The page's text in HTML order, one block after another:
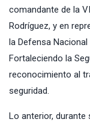
comandante de la
Rodríguez, y en
la Defensa
Fortaleciendo la
reconocimiento al
seguridad.
Lo anterior, durante